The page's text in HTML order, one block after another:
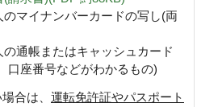
マイナンバーカードの写し(両
通帳またはキャッシュカード
口座番号などがわかるもの)
合は、 運転免許証やパスポート